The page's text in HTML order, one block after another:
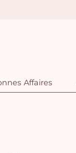
Affaires